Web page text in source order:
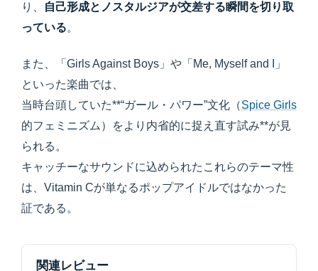
り、
自己形成とノスタルジアが交差する瞬間を切り取
っている。
また、「Girls Against Boys」や「Me, Myself and I」
といった楽曲では、
当時台頭していた**“ガール・パワー”文化（Spice Girls
的フェミニズム）をより内省的に捉え直す試み**が見
られる。
キャッチーなサウンドに込められたこれらのテーマ性
は、Vitamin Cが単なるポップアイドルではなかった
証である。
関連レビュー